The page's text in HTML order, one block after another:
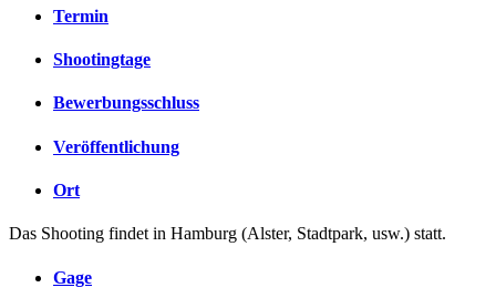
Termin
Shootingtage
Bewerbungsschluss
Veröffentlichung
Ort
Das Shooting findet in Hamburg (Alster, Stadtpark, usw.) statt.
Gage